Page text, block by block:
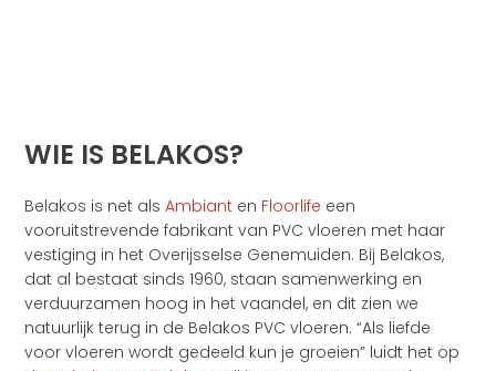
WIE IS BELAKOS?
Belakos is net alsAmbiant en Floorlife een
vooruitstrevende fabrikant van PVC vloeren met haar
vestiging in het Overijsselse Genemuiden. Bij Belakos,
dat al bestaat sinds 1960, staan samenwerking en
verduurzamen hoog in het vaandel, en dit zien we
natuurlijk terug in de Belakos PVC vloeren. “Als liefde
voor vloeren wordt gedeeld kun je groeien” luidt het op